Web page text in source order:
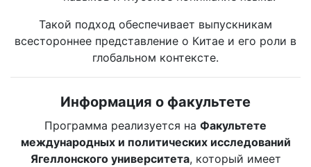
Такой подход обеспечивает выпускникам
всестороннее представление о Китае и его роли в
глобальном контексте.
Информация о факультете
Программа реализуется на Факультете
международных и политических исследований
Ягеллонского университета, который имеет